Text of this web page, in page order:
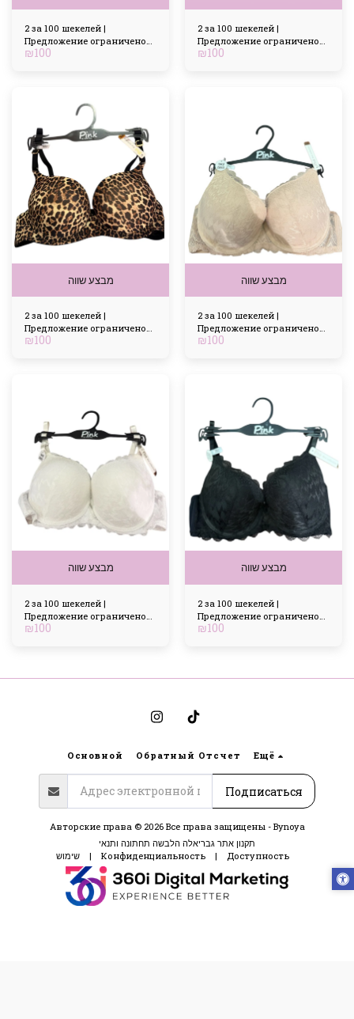
2 за 100 шекелей |
Предложение ограничено
по времени
₪100
2 за 100 шекелей |
Предложение ограничено
по времени
₪100
מבצע שווה
2 за 100 шекелей |
Предложение ограничено
по времени
₪100
מבצע שווה
2 за 100 шекелей |
Предложение ограничено
по времени
₪100
מבצע שווה
2 за 100 шекелей |
Предложение ограничено
по времени
₪100
מבצע שווה
2 за 100 шекелей |
Предложение ограничено
по времени
₪100
Основной Обратный Отсчет Ещё
Подписаться
Авторские права © 2026 Все права защищены - Bynoya
תקנון אתר גבריאלה הלבשה תחתונה ותנאי
שימוש| Конфиденциальность| Доступность